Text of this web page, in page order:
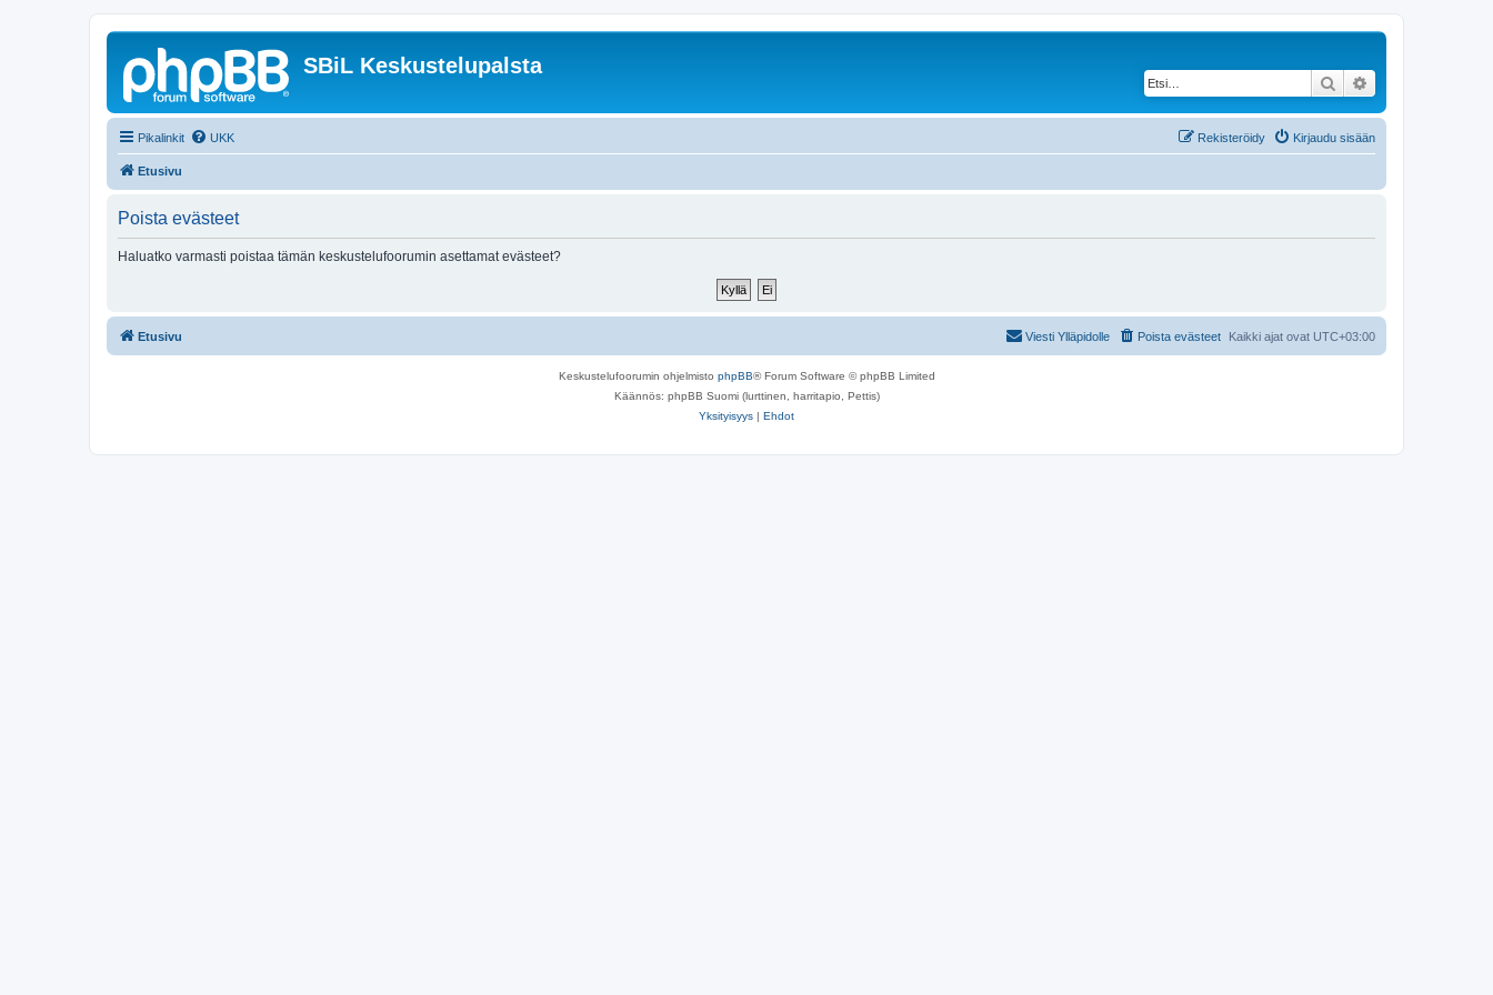
SBiL Keskustelupalsta
Etsi
Pikalinkit UKK Kirjaudu sisään
Rekisteröidy
Etusivu
Poista evästeet
Haluatko varmasti poistaa tämän keskustelufoorumin asettamat evästeet?
Etusivu Kaikki ajat ovat UTC+03:00
Poista evästeet
Viesti Ylläpidolle
Keskustelufoorumin ohjelmisto phpBB® Forum Software © phpBB Limited
Käännös: phpBB Suomi (lurttinen, harritapio, Pettis)
Yksityisyys | Ehdot